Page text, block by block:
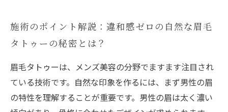
施術のポイント解説：違和感ゼロの自然な眉毛
タトゥーの秘密とは？
眉毛タトゥーは、メンズ美容の分野でますます注目され
ている技術です。自然な印象を作るには、まず男性の眉
の特性を理解することが重要です。男性の眉は太く濃い